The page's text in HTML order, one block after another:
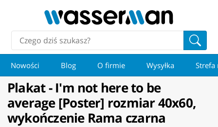
Nowości Blog O firmie Wysyłka Strefa
Plakat - I'm not here to be
average [Poster] rozmiar 40x60,
wykończenie Rama czarna